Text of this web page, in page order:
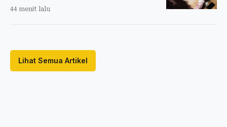
44 menit lalu
Lihat Semua Artikel